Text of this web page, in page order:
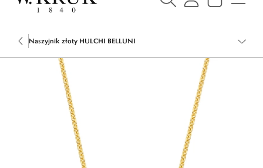
Naszyjnik złoty HULCHI BELLUNI